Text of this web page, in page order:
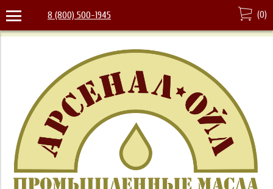
8 (800) 500-1945 (0)